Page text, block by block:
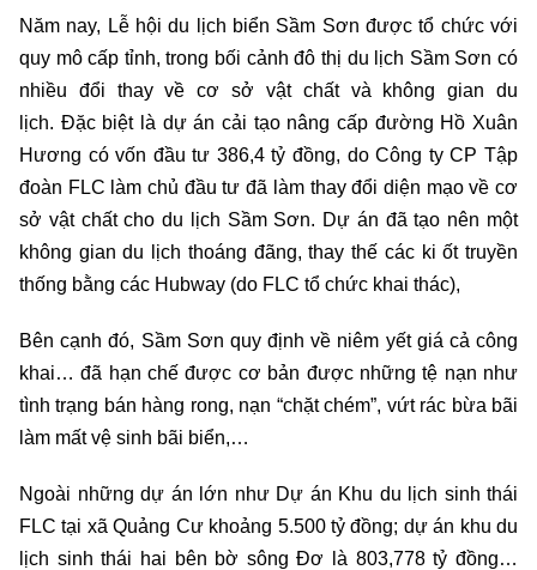
Năm nay, Lễ hội du lịch biển Sầm Sơn được tổ chức với
quy mô cấp tỉnh, trong bối cảnh đô thị du lịch Sầm Sơn có
nhiều đổi thay về cơ sở vật chất và không gian du
lịch. Đặc biệt là dự án cải tạo nâng cấp đường Hồ Xuân
Hương có vốn đầu tư 386,4 tỷ đồng, do Công ty CP Tập
đoàn FLC làm chủ đầu tư đã làm thay đổi diện mạo về cơ
sở vật chất cho du lịch Sầm Sơn. Dự án đã tạo nên một
không gian du lịch thoáng đãng, thay thế các ki ốt truyền
thống bằng các Hubway (do FLC tổ chức khai thác),
Bên cạnh đó, Sầm Sơn quy định về niêm yết giá cả công
khai… đã hạn chế được cơ bản được những tệ nạn như
tình trạng bán hàng rong, nạn “chặt chém”, vứt rác bừa bãi
làm mất vệ sinh bãi biển,…
Ngoài những dự án lớn như Dự án Khu du lịch sinh thái
FLC tại xã Quảng Cư khoảng 5.500 tỷ đồng; dự án khu du
lịch sinh thái hai bên bờ sông Đơ là 803,778 tỷ đồng…